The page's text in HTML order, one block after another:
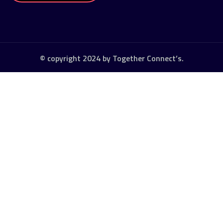
© copyright 2024 by Together Connect’s.